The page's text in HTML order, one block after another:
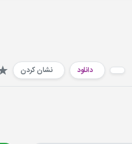
دانلود نشان کردن